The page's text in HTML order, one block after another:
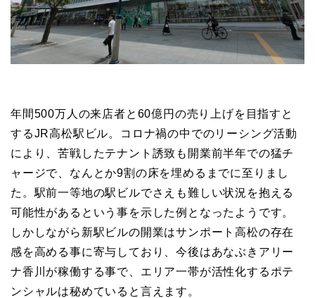
年間500万人の来店者と60億円の売り上げを目指すと
するJR高松駅ビル。コロナ禍の中でのリーシング活動
により、苦戦したテナント誘致も開業前半年での猛チ
ャージで、なんとか9割の床を埋めるまでに至りまし
た。駅前一等地の駅ビルでさえも難しい状況を抱える
可能性があるという事を示した例となったようです。
しかしながら新駅ビルの開業はサンポート高松の存在
感を高める事に寄与しており、今後はあなぶきアリー
ナ香川が稼働する事で、エリア一帯が活性化するポテ
ンシャルは秘めていると言えます。